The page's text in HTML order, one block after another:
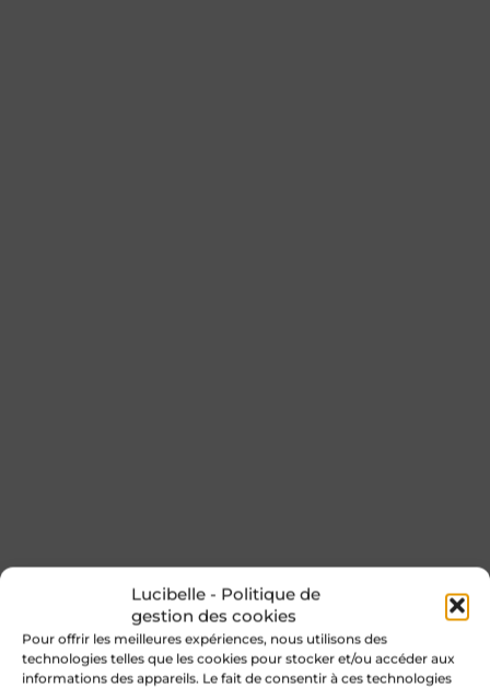
Lucibelle - Politique de
gestion des cookies
Pour offrir les meilleures expériences, nous utilisons des
technologies telles que les cookies pour stocker et/ou accéder aux
informations des appareils. Le fait de consentir à ces technologies